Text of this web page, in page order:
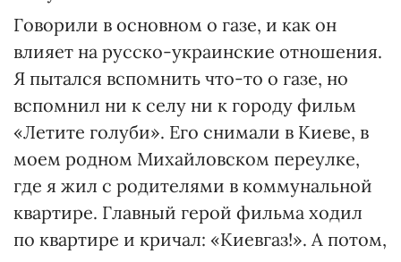
Говорили в основном о газе, и как он
влияет на русско-украинские отношения.
Я пытался вспомнить что-то о газе, но
вспомнил ни к селу ни к городу фильм
«Летите голуби». Его снимали в Киеве, в
моем родном Михайловском переулке,
где я жил с родителями в коммунальной
квартире. Главный герой фильма ходил
по квартире и кричал: «Киевгаз!». А потом,